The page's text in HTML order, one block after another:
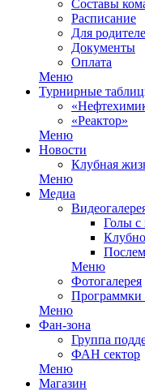
Составы
Расписание
Для
Документы
Оплата
Меню
Турнирные
«Реактор»
Меню
Новости
Клубная
Меню
Медиа
Голы с
Меню
Фотогалерея
Программки
Меню
Фан-зона
Группа
ФАН сектор
Меню
Магазин